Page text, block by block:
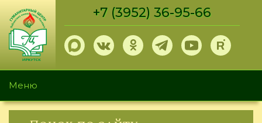
Перейти
основному
содержанию
+7 (3952) 36-95-66
Меню